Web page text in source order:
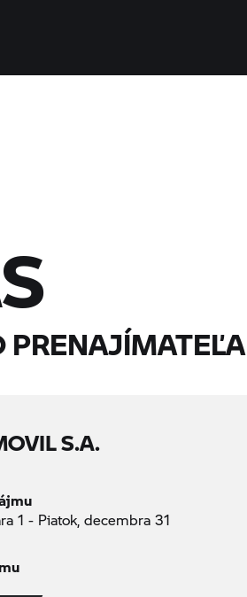
PRENAJÍMATEĽA
S.A.
1 - Piatok, decembra 31